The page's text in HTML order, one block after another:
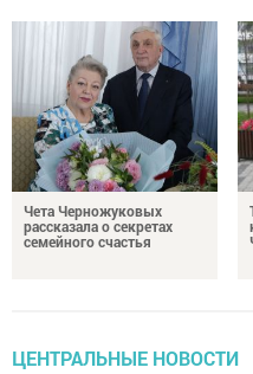
Чета Черножуковых
рассказала о секретах
семейного счастья
ЦЕНТРАЛЬНЫЕ НОВОСТИ